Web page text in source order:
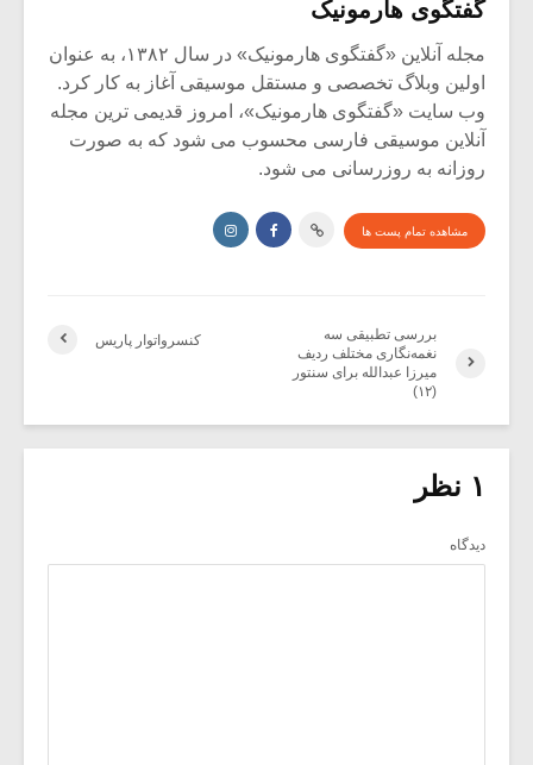
گفتگوی هارمونیک
مجله آنلاین «گفتگوی هارمونیک» در سال ۱۳۸۲، به عنوان
اولین وبلاگ تخصصی و مستقل موسیقی آغاز به کار کرد.
وب سایت «گفتگوی هارمونیک»، امروز قدیمی ترین مجله
آنلاین موسیقی فارسی محسوب می شود که به صورت
روزانه به روزرسانی می شود.
مشاهده تمام پست ها
کنسرواتوار پاریس
بررسی تطبیقی سه
نغمه‌نگاری مختلف ردیف
میرزا عبدالله برای سنتور
(۱۲)
۱ نظر
دیدگاه